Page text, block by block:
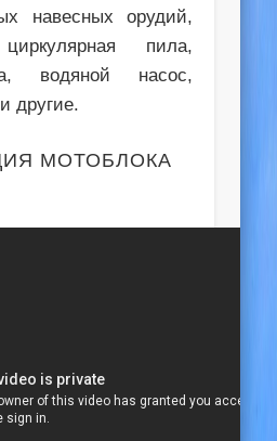
навесных орудий,
пила,
водяной насос,
другие.
МОТОБЛОКА